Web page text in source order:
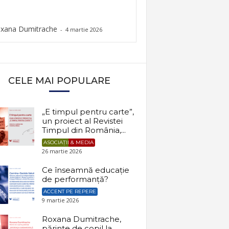
Dumitrache - 4 martie 2026
CELE MAI POPULARE
„E timpul pentru carte”,
un proiect al Revistei
Timpul din România,...
ASOCIAȚII & MEDIA
26 martie 2026
Ce înseamnă educație
de performanță?
ACCENT PE REPERE
9 martie 2026
Roxana Dumitrache,